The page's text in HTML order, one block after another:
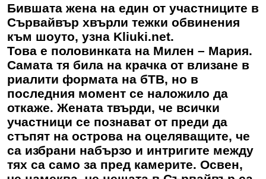
Бившата жена на един от участниците в
Сървайвър хвърли тежки обвинения
към шоуто, узна Kliuki.net.
Това е половинката на Милен – Мария.
Самата тя била на крачка от влизане в
риалити формата на бТВ, но в
последния момент се наложило да
откаже. Жената твърди, че всички
участници се познават от преди да
стъпят на острова на оцеляващите, че
са избрани набързо и интригите между
тях са само за пред камерите. Освен,